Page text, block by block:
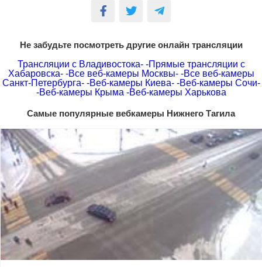
Не забудьте посмотреть другие онлайн трансляции
Трансляции с Владивостока- -Прямые трансляции с
Хабаровска- -Все веб-камеры Москвы- -Все веб-камеры
Санкт-Петербурга- -Веб-камеры Киева- -Веб-камеры Сочи-
-Веб-камеры Крыма -Веб-камеры Харькова
Самые популярные вебкамеры Нижнего Тагила